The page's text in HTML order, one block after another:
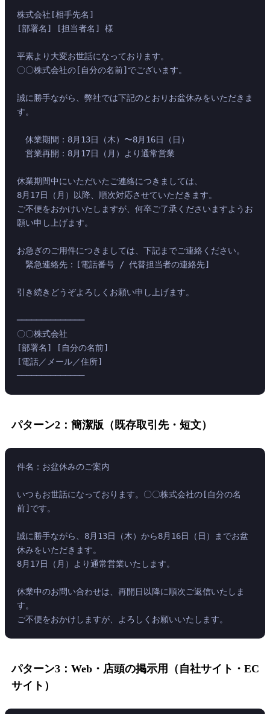
株式会社[相手先名]
[部署名] [担当者名] 様
平素より大変お世話になっております。
〇〇株式会社の[自分の名前]でございます。
誠に勝手ながら、弊社では下記のとおりお盆休みをいただきま
す。
休業期間：8月13日（木）〜8月16日（日）
営業再開：8月17日（月）より通常営業
休業期間中にいただいたご連絡につきましては、
8月17日（月）以降、順次対応させていただきます。
ご不便をおかけいたしますが、何卒ご了承くださいますようお
願い申し上げます。
お急ぎのご用件につきましては、下記までご連絡ください。
緊急連絡先：[電話番号 / 代替担当者の連絡先]
引き続きどうぞよろしくお願い申し上げます。
──────────────
〇〇株式会社
[部署名] [自分の名前]
[電話／メール／住所]
──────────────
パターン2：簡潔版（既存取引先・短文）
件名：お盆休みのご案内
いつもお世話になっております。〇〇株式会社の[自分の名
前]です。
誠に勝手ながら、8月13日（木）から8月16日（日）までお盆
休みをいただきます。
8月17日（月）より通常営業いたします。
休業中のお問い合わせは、再開日以降に順次ご返信いたしま
す。
ご不便をおかけしますが、よろしくお願いいたします。
パターン3：Web・店頭の掲示用（自社サイト・EC
サイト）